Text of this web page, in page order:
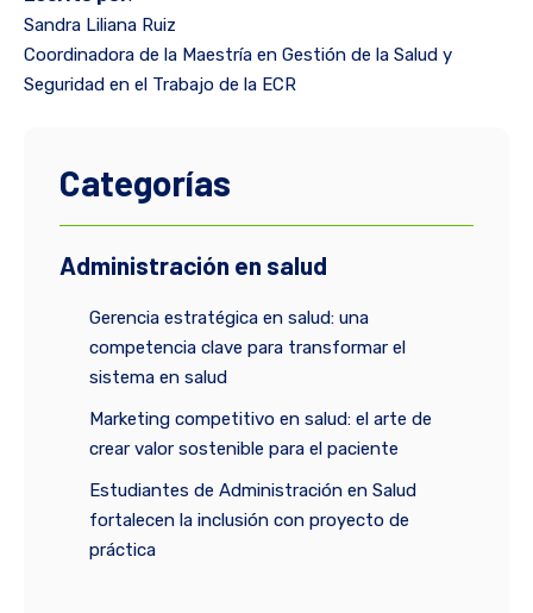
Sandra Liliana Ruiz
Coordinadora de la Maestría en Gestión de la Salud y
Seguridad en el Trabajo de la ECR
Categorías
Administración en salud
Gerencia estratégica en salud: una
competencia clave para transformar el
sistema en salud
Marketing competitivo en salud: el arte de
crear valor sostenible para el paciente
Estudiantes de Administración en Salud
fortalecen la inclusión con proyecto de
práctica